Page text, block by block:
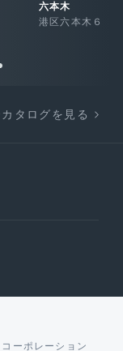
六本木
港区六本木６
タログを見る
ーポレーション